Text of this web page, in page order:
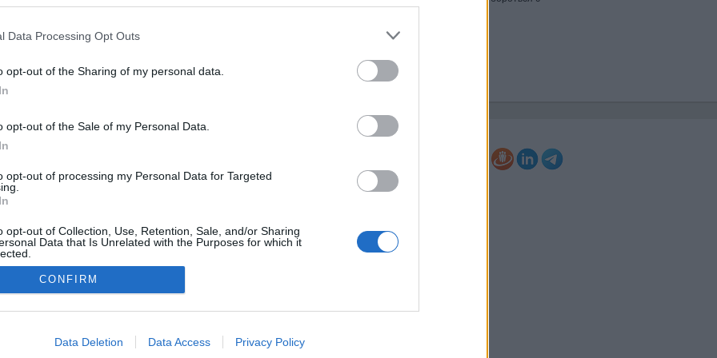
Data Processing Opt Outs
opt-out of the Sharing of my personal data.
opt-out of the Sale of my Personal Data.
opt-out of processing my Personal Data for Targeted
opt-out of Collection, Use, Retention, Sale, and/or Sharing
Data that Is Unrelated with the Purposes for which it
allow Google to enable storage related to advertising like cookies on
CONFIRM
Data Deletion Data Access Privacy Policy
1 2 3 4
Datoru drošības tehnoloģijas